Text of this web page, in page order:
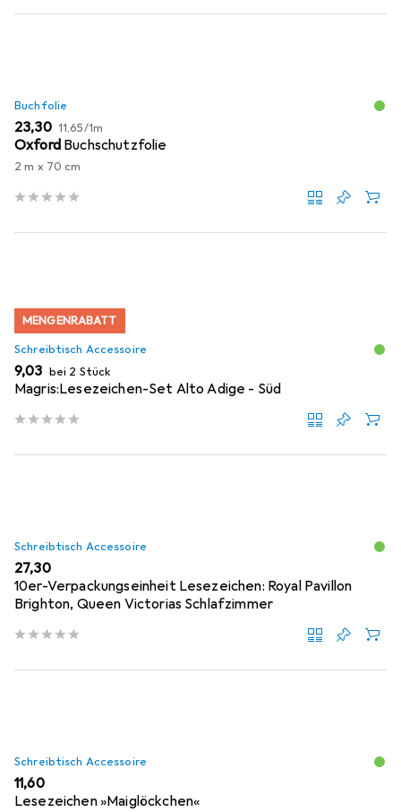
Buchfolie
EUR
23,30 EUR
11,65/1m
Oxford Buchschutzfolie
2 m x 70 cm
MENGENRABATT
Schreibtisch Accessoire
EUR
9,03 bei 2 Stück
Magris:Lesezeichen-Set Alto Adige - Süd
Schreibtisch Accessoire
EUR
27,30
10er-Verpackungseinheit Lesezeichen: Royal Pavillon
Brighton, Queen Victorias Schlafzimmer
Schreibtisch Accessoire
EUR
11,60
Lesezeichen »Maiglöckchen«